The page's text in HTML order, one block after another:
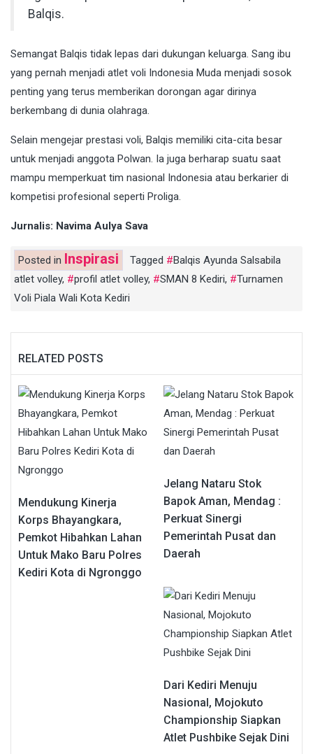
Balqis.
Semangat Balqis tidak lepas dari dukungan keluarga. Sang ibu
yang pernah menjadi atlet voli Indonesia Muda menjadi sosok
penting yang terus memberikan dorongan agar dirinya
berkembang di dunia olahraga.
Selain mengejar prestasi voli, Balqis memiliki cita-cita besar
untuk menjadi anggota Polwan. Ia juga berharap suatu saat
mampu memperkuat tim nasional Indonesia atau berkarier di
kompetisi profesional seperti Proliga.
Jurnalis: Navima Aulya Sava
Posted in Inspirasi Tagged
Balqis Ayunda Salsabila
atlet volley, profil atlet volley, SMAN 8 Kediri,
Turnamen
Voli Piala Wali Kota Kediri
RELATED POSTS
Mendukung Kinerja
Korps Bhayangkara,
Pemkot Hibahkan Lahan
Untuk Mako Baru Polres
Kediri Kota di Ngronggo
Jelang Nataru Stok
Bapok Aman, Mendag :
Perkuat Sinergi
Pemerintah Pusat dan
Daerah
Dari Kediri Menuju
Nasional, Mojokuto
Championship Siapkan
Atlet Pushbike Sejak Dini